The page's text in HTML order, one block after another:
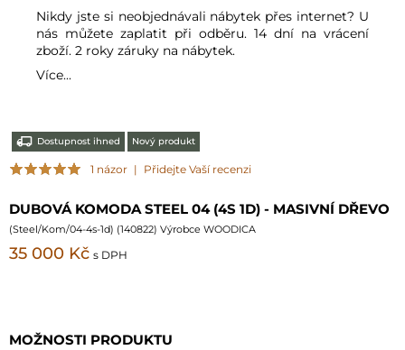
Nikdy jste si neobjednávali nábytek přes internet? U
nás můžete zaplatit při odběru. 14 dní na vrácení
zboží. 2 roky záruky na nábytek.
Více...
Dostupnost ihned Nový produkt
1 názor | Přidejte Vaší recenzi
DUBOVÁ KOMODA STEEL 04 (4S 1D) - MASIVNÍ DŘEVO
(Steel/Kom/04-4s-1d) (140822) Výrobce WOODICA
35 000 Kč s DPH
MOŽNOSTI PRODUKTU